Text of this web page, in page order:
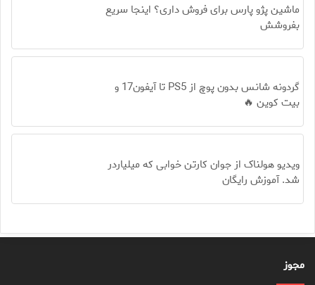
ماشین پژو پارس برای فروش داری؟ اینجا سریع
بفروشش
گردونه شانس بدون پوچ از PS5 تا آیفون17 و
بیت کوین 🔥
ویدیو هولناک از جوان کارتن خوابی که میلیاردر
شد. آموزش رایگان
مجوز